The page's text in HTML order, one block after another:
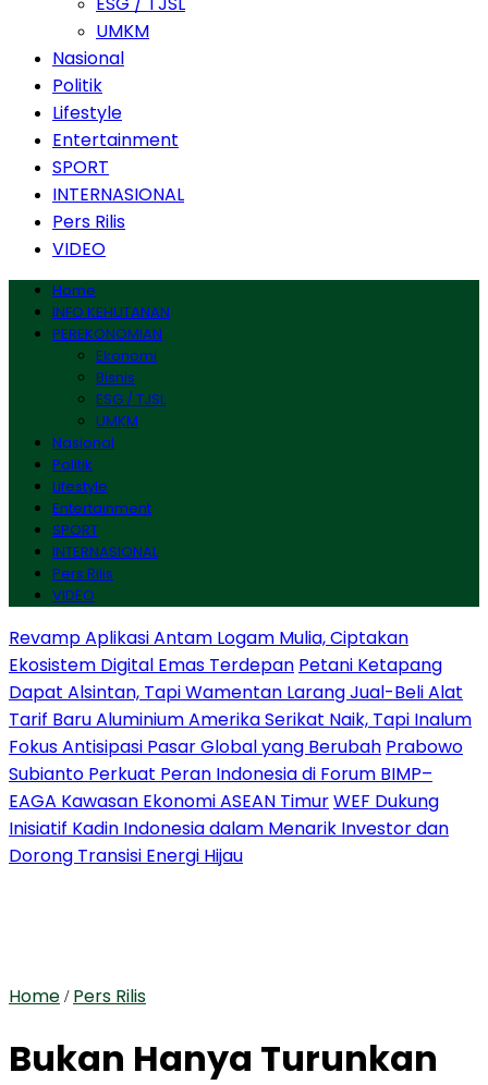
UMKM
Nasional
Politik
Lifestyle
Entertainment
SPORT
INTERNASIONAL
Pers Rilis
VIDEO
Home
INFO KEHUTANAN
PEREKONOMIAN
Ekonomi
Bisnis
ESG / TJSL
UMKM
Nasional
Politik
Lifestyle
Entertainment
SPORT
INTERNASIONAL
Pers Rilis
VIDEO
Revamp Aplikasi Antam Logam Mulia, Ciptakan
Ekosistem Digital Emas Terdepan Petani Ketapang
Dapat Alsintan, Tapi Wamentan Larang Jual-Beli Alat
Tarif Baru Aluminium Amerika Serikat Naik, Tapi Inalum
Fokus Antisipasi Pasar Global yang Berubah Prabowo
Subianto Perkuat Peran Indonesia di Forum BIMP–
EAGA Kawasan Ekonomi ASEAN TimurWEF Dukung
Inisiatif Kadin Indonesia dalam Menarik Investor dan
Dorong Transisi Energi Hijau
Home / Pers Rilis
Bukan Hanya Turunkan